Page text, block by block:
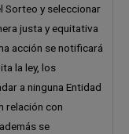
Sorteo y seleccionar
justa y equitativa
acción se notificará
la ley, los
a ninguna Entidad
relación con
se